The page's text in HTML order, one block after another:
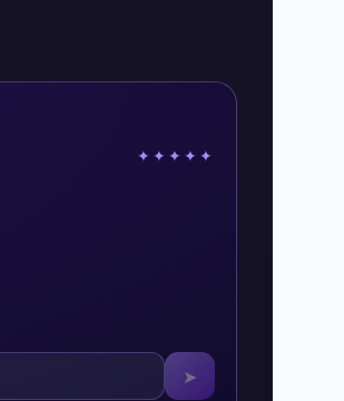
✦✦✦✦✦
➤